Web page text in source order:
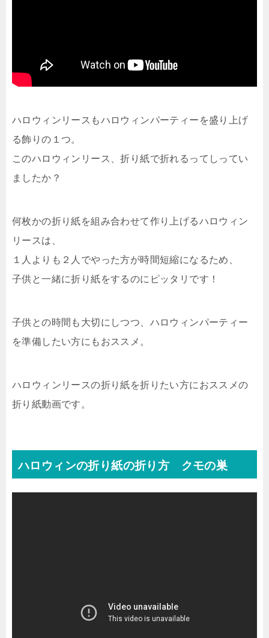
ハロウィンリースもハロウィンパーティーを盛り上げ
る飾りの１つ。
このハロウィンリース、折り紙で折れるってしってい
ましたか？
何枚かの折り紙を組み合わせて作り上げるハロウィン
リースは、
１人よりも２人でやった方が時間短縮になるため、
子供と一緒に折り紙をするのにピッタリです！
子供との時間も大切にしつつ、ハロウィンパーティー
を準備したい方にもおススメ。
ハロウィンリースの折り紙を折りたい方におススメの
折り紙動画です。
ハロウィンの折り紙の折り方 クモの巣